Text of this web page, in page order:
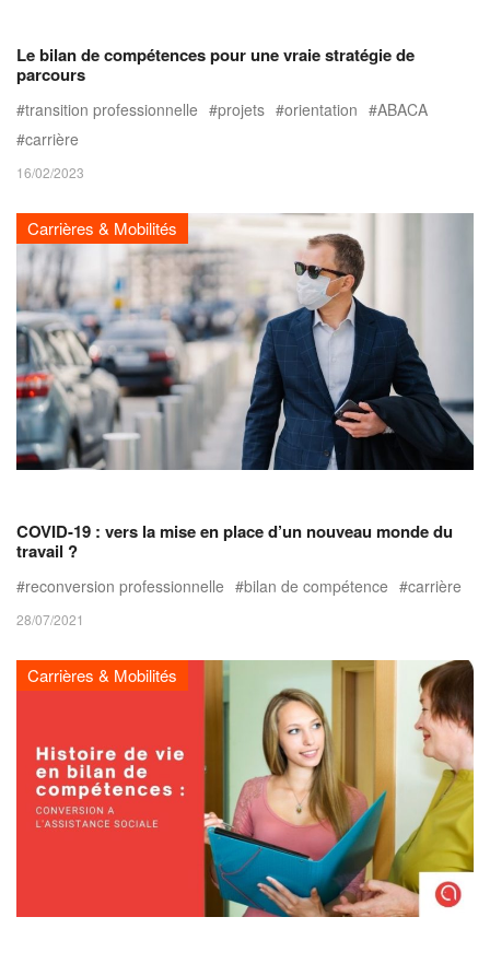
Le bilan de compétences pour une vraie stratégie de
parcours
transition professionnelle projets orientation
ABACA
carrière
16/02/2023
Carrières & Mobilités
COVID-19 : vers la mise en place d’un nouveau monde du
travail ?
reconversion professionnelle bilan de compétence carrière
28/07/2021
Carrières & Mobilités